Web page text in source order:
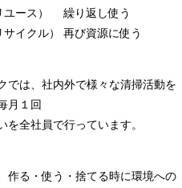
繰り返し使う
） 再び資源に使う
内外で様々な清掃活動を
月１回
員で行っています。
う・捨てる時に環境への